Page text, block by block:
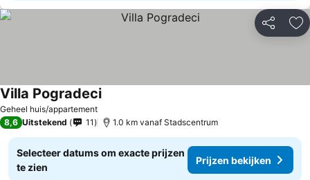
Delen
Geheel huis/appartement
Villa Pogradeci
8,6 Uitstekend 11 1.0 km vanaf Stadscentrum
Selecteer datums om exacte prijzen
te zien
Prijzen bekijken